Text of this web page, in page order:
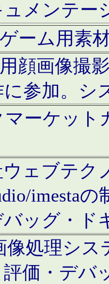
メンテー
ーム用素
顔画像撮
参加。シ
マーケット
ェブテク
imesta
ッグ・ド
像処理シ
評価・デバ